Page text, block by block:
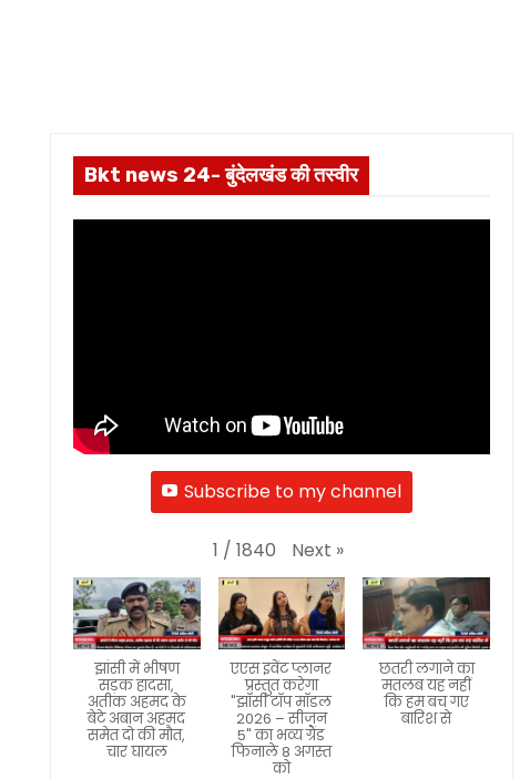
Bkt news 24- बुंदेलखंड की तस्वीर
Subscribe to my channel
1 / 1840 Next »
झांसी में भीषण
सड़क हादसा,
अतीक अहमद के
बेटे अबान अहमद
समेत दो की मौत,
चार घायल
एएस इवेंट प्लानर
प्रस्तुत करेगा
"झाँसी टॉप मॉडल
2026 – सीजन
5" का भव्य ग्रैंड
फिनाले 8 अगस्त
को
छतरी लगाने का
मतलब यह नहीं
कि हम बच गए
बारिश से